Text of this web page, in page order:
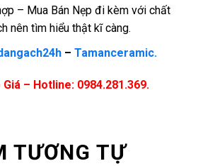
– Mua Bán Nẹp đi kèm với chất
nên tìm hiểu thật kĩ càng.
– Tamanceramic.
– Hotline: 0984.281.369.
TƯƠNG TỰ